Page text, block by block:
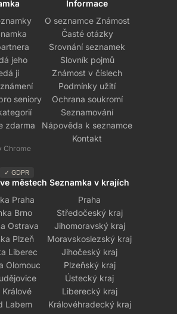
jeho
ji
seniory
zdarma
Chrome
✓ GDPR
Informace
O seznamce Známost
Časté otázky
Srovnání seznamek
Slovník pojmů
Známost v číslech
Podmínky užití
Ochrana soukromí
Seznamování
Nápověda k seznamce
Kontakt
městech
Praha
Brno
Ostrava
Plzeň
Liberec
Olomouc
Labem
Seznamka v krajích
Praha
Středočeský kraj
Jihomoravský kraj
Moravskoslezský kraj
Jihočeský kraj
Plzeňský kraj
Ústecký kraj
Liberecký kraj
Královéhradecký kraj